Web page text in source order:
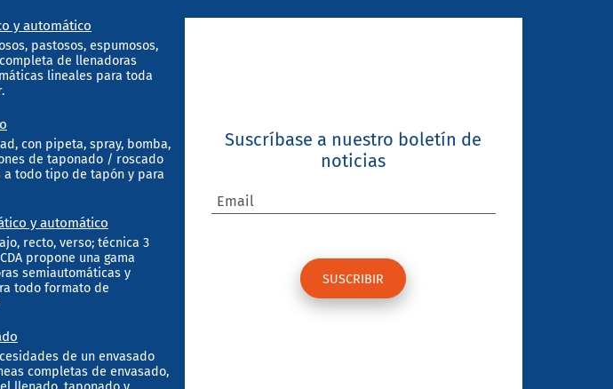
y automático
pastosos, espumosos,
de llenadoras
lineales para toda
con pipeta, spray, bomba,
de taponado / roscado
todo tipo de tapón y para
y automático
recto, verso; técnica 3
propone una gama
semiautomáticas y
todo formato de
de un envasado
completas de envasado,
Suscríbase a nuestro boletín de
noticias
Email